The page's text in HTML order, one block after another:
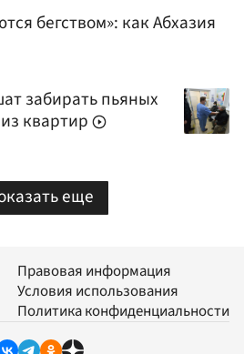
бегством»: как Абхазия
забирать пьяных
квартир
еще
Правовая информация
Условия использования
Политика конфиденциальности